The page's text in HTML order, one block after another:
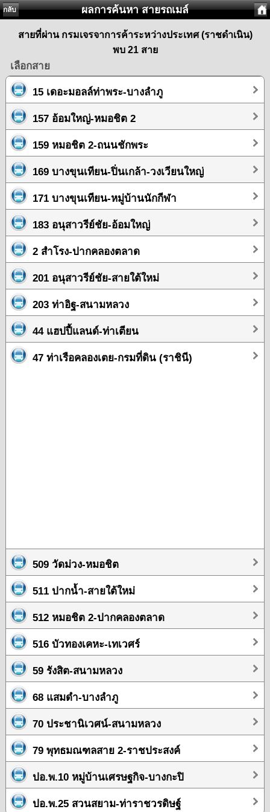
กลับ ผลการค้นหา สายรถเมล์
สายที่ผ่าน กรมเจรจาการค้าระหว่างประเทศ (ราชดำเนิน)
พบ 21 สาย
เลือกสาย
15 เดอะมอลล์ท่าพระ-บางลำภู
157 อ้อมใหญ่-หมอชิต 2
159 หมอชิต 2-ถนนชักพระ
169 บางขุนเทียน-ปิ่นเกล้า-วงเวียนใหญ่
171 บางขุนเทียน-หมู่บ้านนักกีฬา
183 อนุสาวรีย์ชัย-อ้อมใหญ่
2 สำโรง-ปากคลองตลาด
201 อนุสาวรีย์ชัย-สายใต้ใหม่
203 ท่าอิฐ-สนามหลวง
44 แฮปปี้แลนด์-ท่าเตียน
47 ท่าเรือคลองเตย-กรมที่ดิน (ราชินี)
509 วัดม่วง-หมอชิต
511 ปากน้ำ-สายใต้ใหม่
512 หมอชิต 2-ปากคลองตลาด
516 บัวทองเคหะ-เทเวศร์
59 รังสิต-สนามหลวง
68 แสมดำ-บางลำภู
70 ประชานิเวศน์-สนามหลวง
79 พุทธมณฑลสาย 2-ราชประสงค์
ปอ.พ.10 หมู่บ้านเศรษฐกิจ-บางกะปิ
ปอ.พ.25 สวนสยาม-ท่าราชวรดิษฐ์